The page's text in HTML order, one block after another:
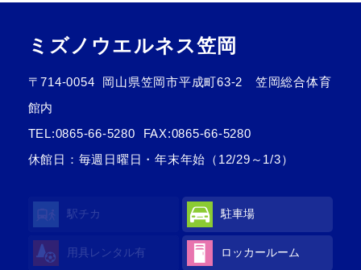
ミズノウエルネス笠岡
〒714-0054
岡山県笠岡市平成町63-2 笠岡総合体育
館内
TEL:0865-66-5280
FAX:0865-66-5280
休館日：毎週日曜日・年末年始（12/29～1/3）
駅チカ 駐車場
用具レンタル有 ロッカールーム